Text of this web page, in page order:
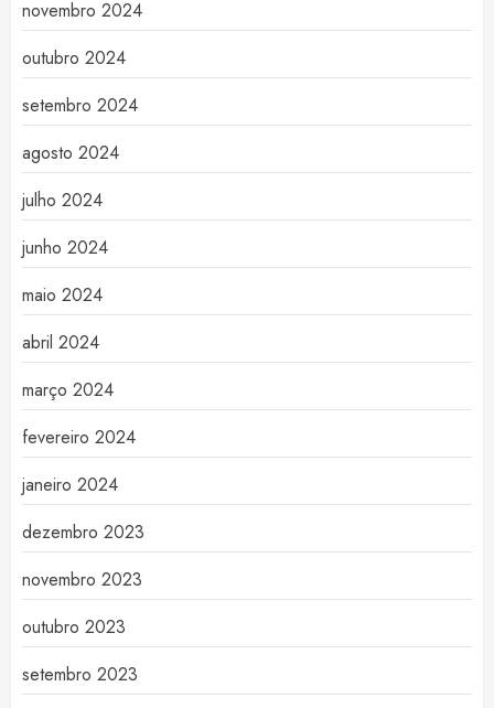
novembro 2024
outubro 2024
setembro 2024
agosto 2024
julho 2024
junho 2024
maio 2024
abril 2024
março 2024
fevereiro 2024
janeiro 2024
dezembro 2023
novembro 2023
outubro 2023
setembro 2023